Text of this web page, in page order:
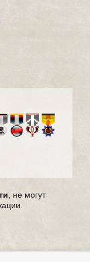
, не могут